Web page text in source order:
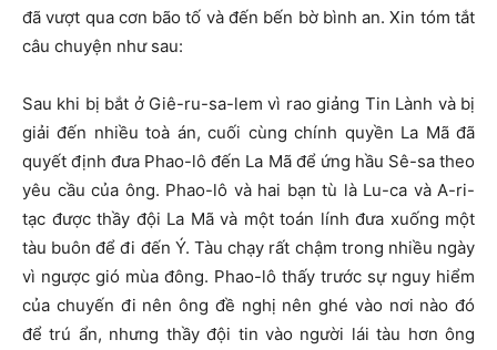
đã vượt qua cơn bão tố và đến bến bờ bình an. Xin tóm tắt
câu chuyện như sau:
Sau khi bị bắt ở Giê-ru-sa-lem vì rao giảng Tin Lành và bị
giải đến nhiều toà án, cuối cùng chính quyền La Mã đã
quyết định đưa Phao-lô đến La Mã để ứng hầu Sê-sa theo
yêu cầu của ông. Phao-lô và hai bạn tù là Lu-ca và A-ri-
tạc được thầy đội La Mã và một toán lính đưa xuống một
tàu buôn để đi đến Ý. Tàu chạy rất chậm trong nhiều ngày
vì ngược gió mùa đông. Phao-lô thấy trước sự nguy hiểm
của chuyến đi nên ông đề nghị nên ghé vào nơi nào đó
để trú ẩn, nhưng thầy đội tin vào người lái tàu hơn ông